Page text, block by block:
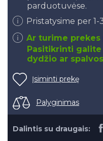
parduotuvėse.
Pristatysime per 1-
Ar turime
Pasitikrinti galite
dydžio ar
Įsiminti prekę
Palyginimas
Dalintis su draugais: